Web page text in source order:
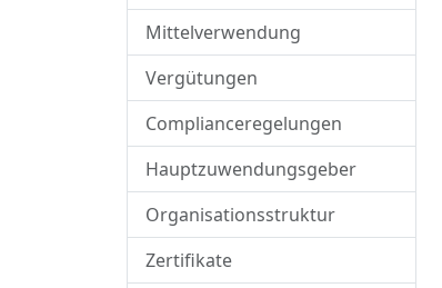
Mittelverwendung
Vergütungen
Complianceregelungen
Hauptzuwendungsgeber
Organisationsstruktur
Zertifikate